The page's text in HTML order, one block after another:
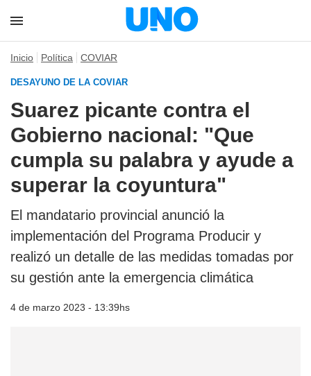
Inicio Política COVIAR
DESAYUNO DE LA COVIAR
Suarez picante contra el
Gobierno nacional: "Que
cumpla su palabra y ayude a
superar la coyuntura"
El mandatario provincial anunció la
implementación del Programa Producir y
realizó un detalle de las medidas tomadas por
su gestión ante la emergencia climática
4 de marzo 2023 - 13:39hs